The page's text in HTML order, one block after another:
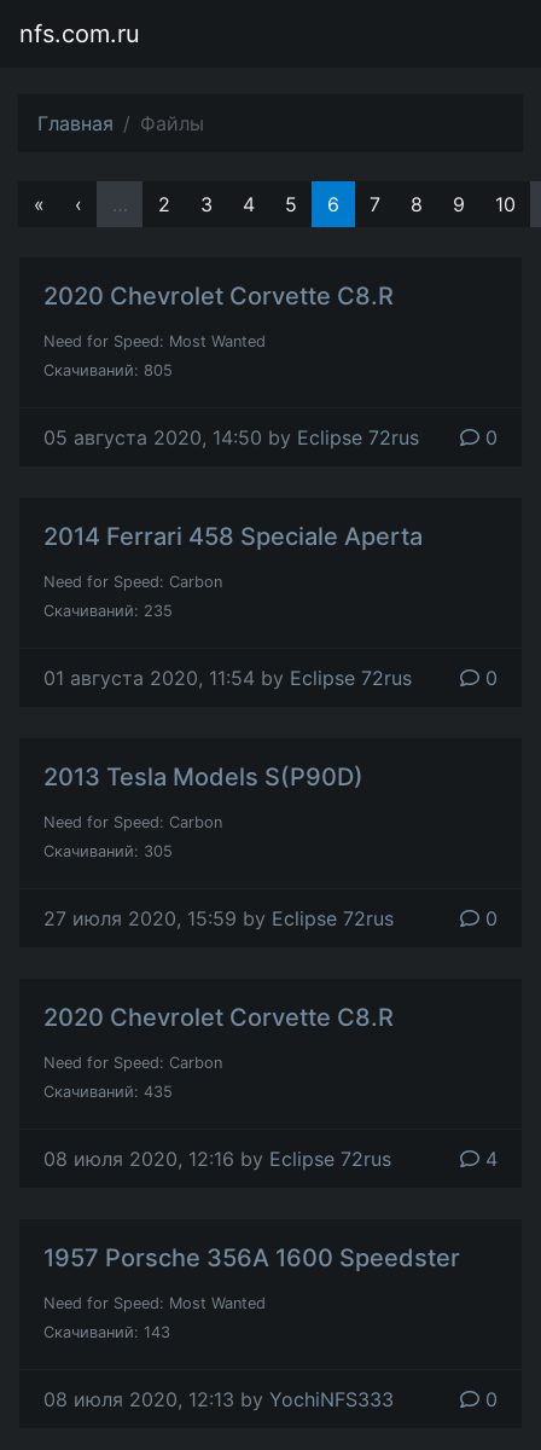
nfs.com.ru
Главная Файлы
« ‹ … 2 3 4 5 6 7 8 9 10
2020 Chevrolet Corvette C8.R
Need for Speed: Most Wanted
Скачиваний: 805
05 августа 2020, 14:50 by Eclipse 72rus 0
2014 Ferrari 458 Speciale Aperta
Need for Speed: Carbon
Скачиваний: 235
01 августа 2020, 11:54 by Eclipse 72rus 0
2013 Tesla Models S(P90D)
Need for Speed: Carbon
Скачиваний: 305
27 июля 2020, 15:59 by Eclipse 72rus 0
2020 Chevrolet Corvette C8.R
Need for Speed: Carbon
Скачиваний: 435
08 июля 2020, 12:16 by Eclipse 72rus 4
1957 Porsche 356A 1600 Speedster
Need for Speed: Most Wanted
Скачиваний: 143
08 июля 2020, 12:13 by YochiNFS333 0